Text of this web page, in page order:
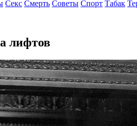
Секс Смерть Советы Спорт Табак
лифтов